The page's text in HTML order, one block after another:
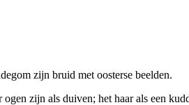
zijn bruid met oosterse beelden.
zijn als duiven; het haar als een